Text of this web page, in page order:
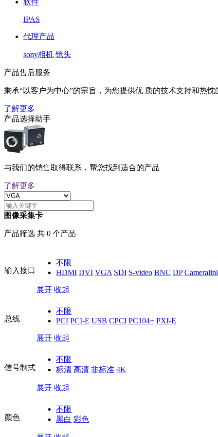
软件
IPAS
代理产品
sony相机 镜头
产品售后服务
秉承“以客户为中心”的宗旨，为您提供优 质的技术支持和热忱
了解更多
产品选择助手
与我们的销售取得联系，帮您找到适合的产品
了解更多
图像采集卡
产品筛选 共 0 个产品
输入接口
不限
HDMI DVI VGA SDI S-video BNC DP
展开 收起
总线
不限
PCI PCI-E USB CPCI PC104+ PXI-E
展开 收起
信号制式
不限
标清 高清 非标准 4K
展开 收起
颜色
不限
黑白 彩色